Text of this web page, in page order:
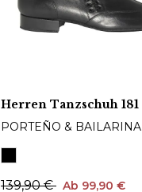
Herren Tanzschuh 181
PORTEÑO & BAILARINA
139,90 € Ab 99,90 €